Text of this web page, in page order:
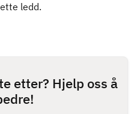
ledd.
etter? Hjelp oss å